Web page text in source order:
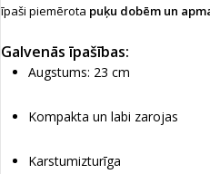
īpaši piemērota puķu dobēm un
Galvenās īpašības:
Augstums: 23 cm
Kompakta un labi zarojas
Karstumizturīga